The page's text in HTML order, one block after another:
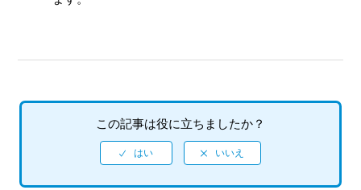
この記事は役に立ちましたか？